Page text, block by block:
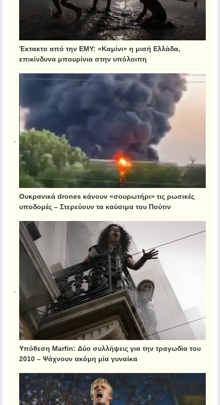
Έκτακτο από την ΕΜΥ: «Καμίνι» η μισή Ελλάδα,
επικίνδυνα μπουρίνια στην υπόλοιπη
Ουκρανικά drones κάνουν «σουρωτήρι» τις ρωσικές
υποδομές – Στερεύουν τα καύσιμα του Πούτιν
Υπόθεση Marfin: Δύο συλλήψεις για την τραγωδία του
2010 – Ψάχνουν ακόμη μία γυναίκα